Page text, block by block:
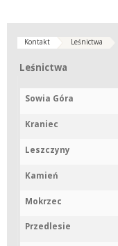
Kontakt Leśnictwa
Leśnictwa
Leśnictwa
Sowia Góra
Kraniec
Leszczyny
Kamień
Mokrzec
Przedlesie